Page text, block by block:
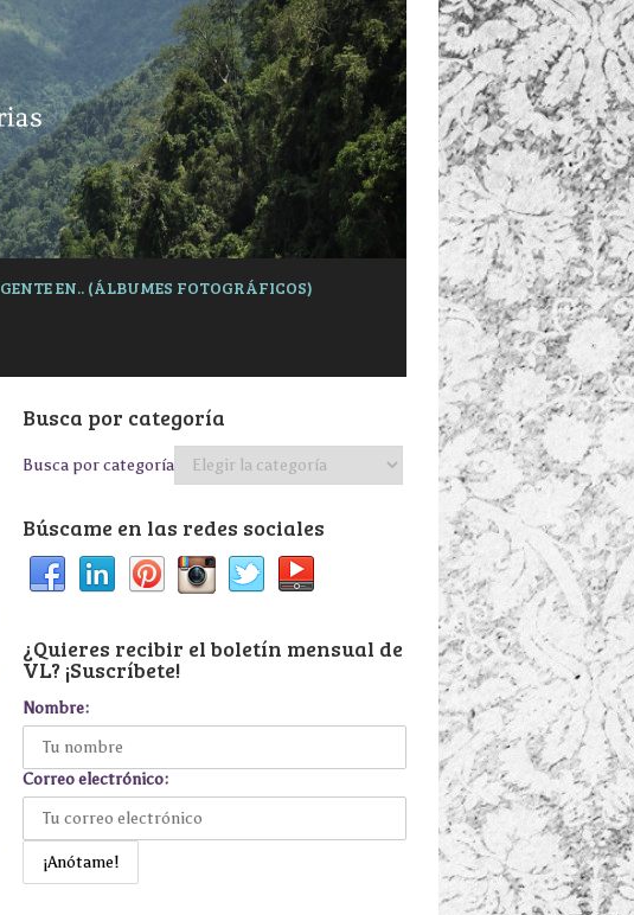
GENTE EN.. (ÁLBUMES FOTOGRÁFICOS)
Busca por categoría
Busca por categoría
Búscame en las redes sociales
¿Quieres recibir el boletín mensual de
VL? ¡Suscríbete!
Nombre:
Correo electrónico: